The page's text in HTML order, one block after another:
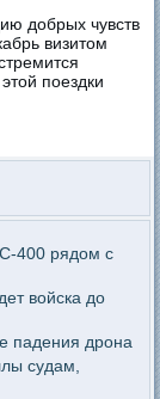
добрых чувств
визитом
поездки
400 рядом с
войска до
падения дрона
судам,